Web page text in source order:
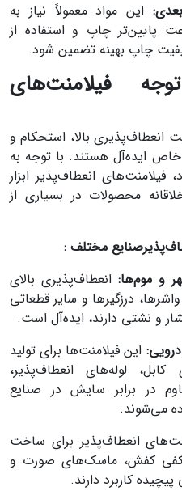
این مواد معمولاً نیاز به
پایین‌تر چاپ و استفاده از
چاپ بهینه تضمین شود.
فیلامنت‌های
انعطاف‌پذیری بالا، استحکام و
ایده‌آل هستند. با توجه به
فیلامنت‌های انعطاف‌پذیر ابزار
محصولات در بسیاری از
مختلف :
و موم‌ها: انعطاف‌پذیری بالای
درزگیرها و سایر قطعاتی
و نشتی دارند، ایده‌آل است.
این فیلامنت‌ها برای تولید
لوله‌های انعطاف‌پذیر،
در برابر سایش در صنایع
می‌شوند.
انعطاف‌پذیر برای ساخت
کفی کفش، ماسک‌های صورت و
کاربرد دارند.